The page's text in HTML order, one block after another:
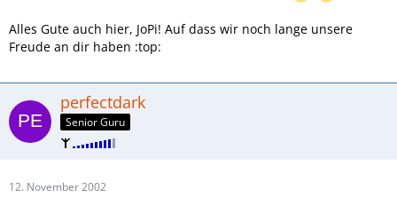
Alles Gute auch hier, JoPi! Auf dass wir noch lange unsere
Freude an dir haben :top:
perfectdark
Senior Guru
12. November 2002